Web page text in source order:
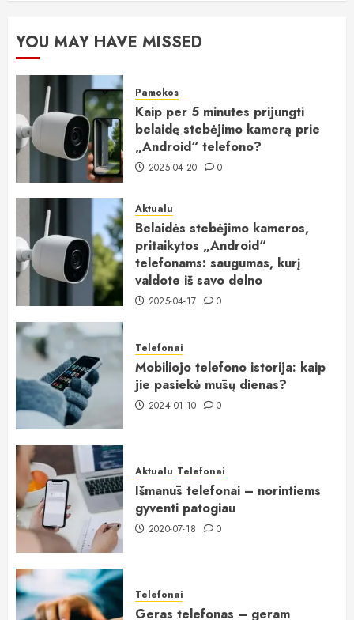
YOU MAY HAVE MISSED
Pamokos
Kaip per 5 minutes prijungti
belaidę stebėjimo kamerą prie
„Android“ telefono?
2025-04-20 0
Aktualu
Belaidės stebėjimo kameros,
pritaikytos „Android“
telefonams: saugumas, kurį
valdote iš savo delno
2025-04-17 0
Telefonai
Mobiliojo telefono istorija: kaip
jie pasiekė mūsų dienas?
2024-01-10 0
Aktualu Telefonai
Išmanūs telefonai – norintiems
gyventi patogiau
2020-07-18 0
Telefonai
Geras telefonas – geram